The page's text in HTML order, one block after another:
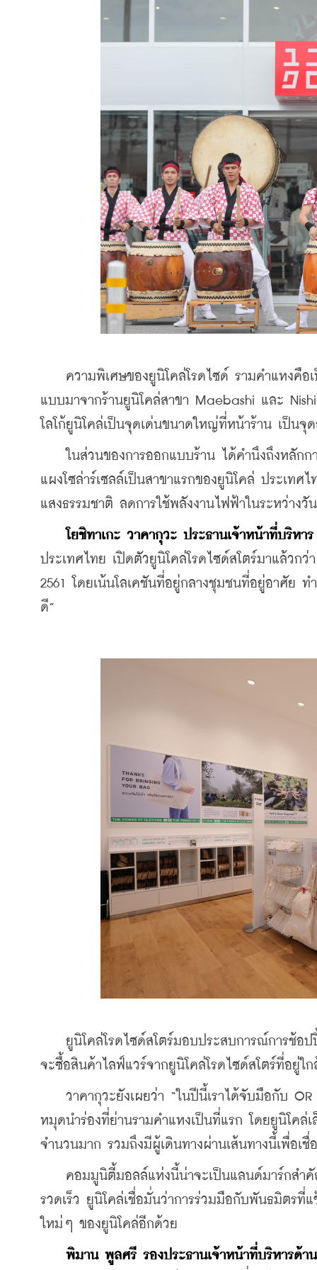
ความพิเศษของยูนิโคล่โรดไซด์ รามคำแหงคือเ
แบบมาจากร้านยูนิโคล่สาขา Maebashi และ
โลโก้ยูนิโคล่เป็นจุดเด่นขนาดใหญ่ที่หน้าร้าน เป็นจุ
ในส่วนของการออกแบบร้าน ได้คำนึงถึงหลักกา
แผงโซล่าร์เซลล์เป็นสาขาแรกของยูนิโคล่ ประเท
แสงธรรมชาติ ลดการใช้พลังงานไฟฟ้าในระหว่างวั
โยชิทาเกะ วาคากุวะ ประธานเจ้าหน้าที่บริห
ประเทศไทย เปิดตัวยูนิโคล่โรดไซด์สโตร์มาแล้ว
2561 โดยเน้นโลเคชันที่อยู่กลางชุมชนที่อยู่อาศัย
ดี”
ยูนิโคล่โรดไซด์สโตร์มอบประสบการณ์การช้อป
จะซื้อสินค้าไลฟ์แวร์จากยูนิโคล่โรดไซด์สโตร์ที่อยู่ใ
วาคากุวะยังเผยว่า “ในปีนี้เราได้จับมือกับ OR
หมุดนำร่องที่ย่านรามคำแหงเป็นที่แรก โดยยูนิโคล่
จำนวนมาก รวมถึงมีผู้เดินทางผ่านเส้นทางนี้เพื่อเ
คอมมูนิตี้มอลล์แห่งนี้น่าจะเป็นแลนด์มาร์กสำคั
รวดเร็ว ยูนิโคล่เชื่อมั่นว่าการร่วมมือกับพันธมิตรที่แ
ใหม่ๆ ของยูนิโคล่อีกด้วย
พิมาน พูลศรี รองประธานเจ้าหน้าที่บริหารด้า